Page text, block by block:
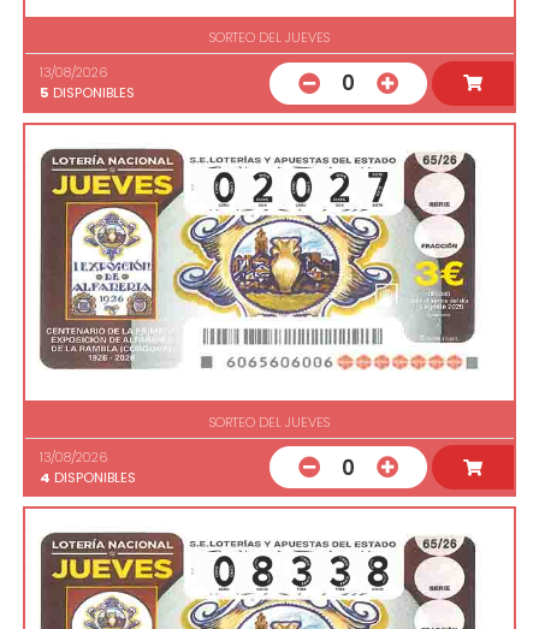
SORTEO DEL JUEVES
13/08/2026
5 DISPONIBLES 0
SORTEO DEL JUEVES
13/08/2026
4 DISPONIBLES 0